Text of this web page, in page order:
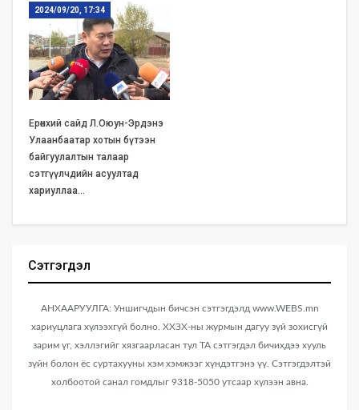
2024/09/20, 17:34
Ерөнхий сайд Л.Оюун-Эрдэнэ
Улаанбаатар хотын бүтээн
байгуулалтын талаар
сэтгүүлчдийн асуултад
хариуллаа…
Сэтгэгдэл
АНХААРУУЛГА: Уншигчдын бичсэн сэтгэгдэлд www.WEBS.mn
хариуцлага хүлээхгүй болно. ХХЗХ-ны журмын дагуу зүй зохисгүй
зарим үг, хэллэгийг хязгаарласан тул ТА сэтгэгдэл бичихдээ хууль
зүйн болон ёс суртахууны хэм хэмжээг хүндэтгэнэ үү. Сэтгэгдэлтэй
холбоотой санал гомдлыг 9318-5050 утсаар хүлээн авна.